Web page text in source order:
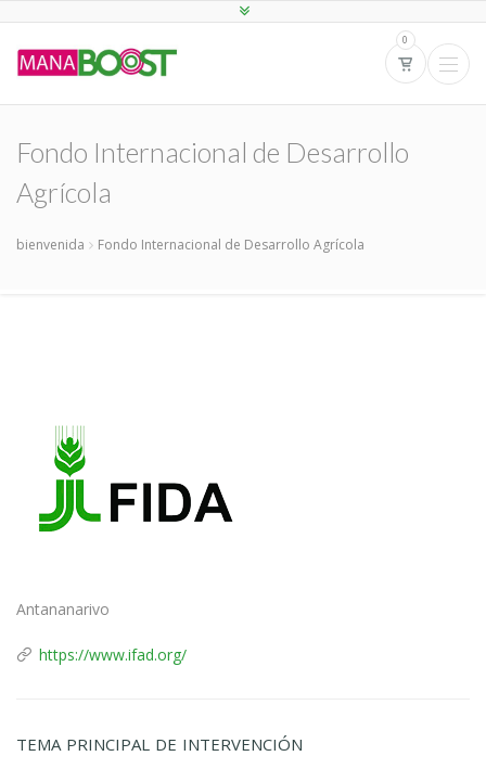
0
Fondo Internacional de Desarrollo
Agrícola
bienvenida Fondo Internacional de Desarrollo Agrícola
Antananarivo
https://www.ifad.org/
TEMA PRINCIPAL DE INTERVENCIÓN